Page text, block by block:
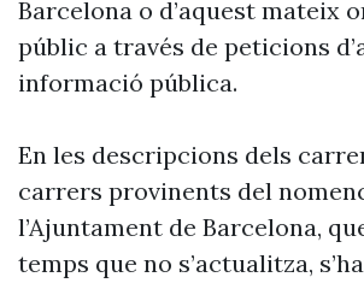
Barcelona o d’aquest mateix
públic a través de peticions
informació pública.
En les descripcions dels
carrers provinents del
l’Ajuntament de Barcelona,
temps que no s’actualitza,